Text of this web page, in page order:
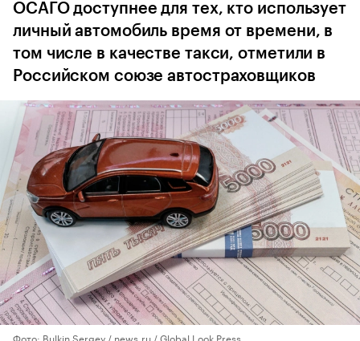
ОСАГО доступнее для тех, кто использует
личный автомобиль время от времени, в
том числе в качестве такси, отметили в
Российском союзе автостраховщиков
Фото: Bulkin Sergey / news.ru / Global Look Press